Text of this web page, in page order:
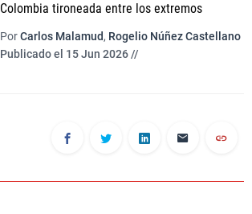
Colombia tironeada entre los extremos
PorCarlos Malamud, Rogelio Núñez Castellano
Publicado el 15 Jun 2026 //